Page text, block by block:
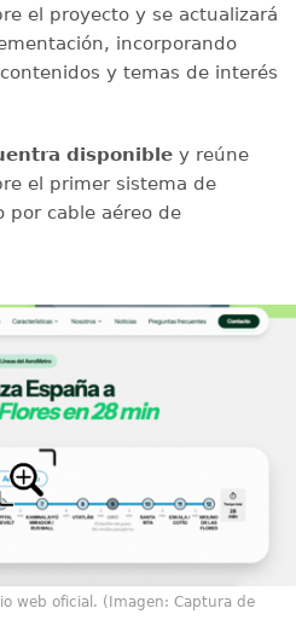
el proyecto y se actualizará
incorporando
y temas de interés
disponibley reúne
el primer sistema de
por cable aéreo de
web oficial. (Imagen: Captura de